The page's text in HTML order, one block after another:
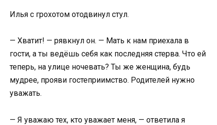
Илья с грохотом отодвинул стул.
— Хватит! — рявкнул он. — Мать к нам приехала в
гости, а ты ведёшь себя как последняя стерва. Что ей
теперь, на улице ночевать? Ты же женщина, будь
мудрее, прояви гостеприимство. Родителей нужно
уважать.
— Я уважаю тех, кто уважает меня, — ответила я